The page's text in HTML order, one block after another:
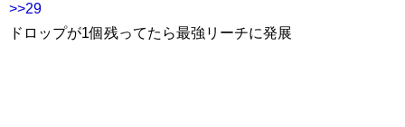
>>29
ドロップが1個残ってたら最強リーチに発展